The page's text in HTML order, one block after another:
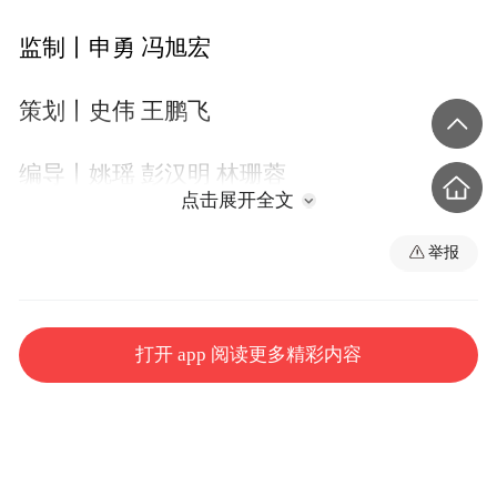
监制丨申勇 冯旭宏
策划丨史伟 王鹏飞
编导丨姚瑶 彭汉明 林珊蓉
统筹丨马亚阳 王萌萌 丁欣 程铖
点击展开全文
举报
打开 app 阅读更多精彩内容